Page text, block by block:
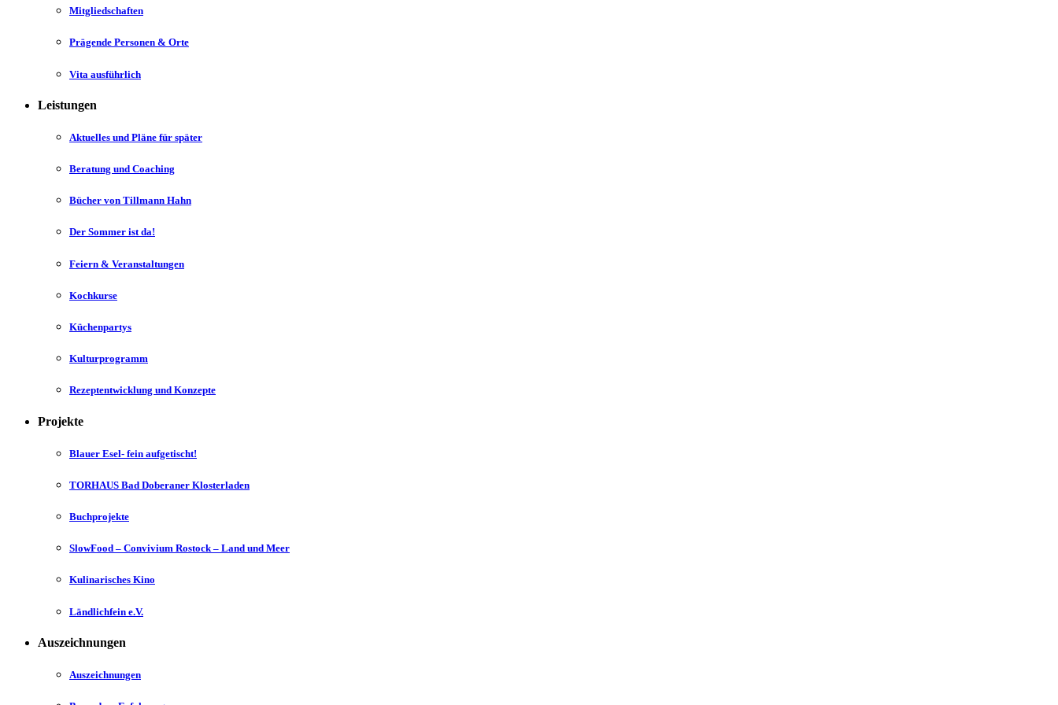
Mitgliedschaften
Prägende Personen & Orte
Vita ausführlich
Leistungen
Aktuelles und Pläne für später
Beratung und Coaching
Bücher von Tillmann Hahn
Der Sommer ist da!
Feiern & Veranstaltungen
Kochkurse
Küchenpartys
Kulturprogramm
Rezeptentwicklung und Konzepte
Projekte
Blauer Esel- fein aufgetischt!
TORHAUS Bad Doberaner Klosterladen
Buchprojekte
SlowFood – Convivium Rostock – Land und Meer
Kulinarisches Kino
Ländlichfein e.V.
Auszeichnungen
Auszeichnungen